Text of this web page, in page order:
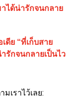
ได้น่ารักจนกลาย
เดีย “ที่เก็บสาย
รักจนกลายเป็นไว
เราไว้เลย: